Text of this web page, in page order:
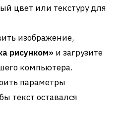
цвет или текстуру для
изображение,
рисунком» и загрузите
компьютера.
параметры
текст оставался